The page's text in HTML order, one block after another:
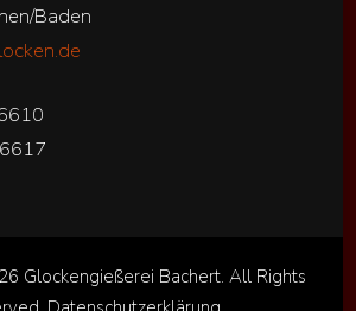
Baden
Glockengießerei Bachert. All Rights